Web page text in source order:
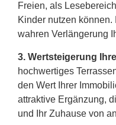
Freien, als
Kinder nutzen
wahren Verlängerung
3. Wertsteigerung
hochwertiges
den Wert Ihrer
attraktive Ergänzung,
und Ihr Zuhause von